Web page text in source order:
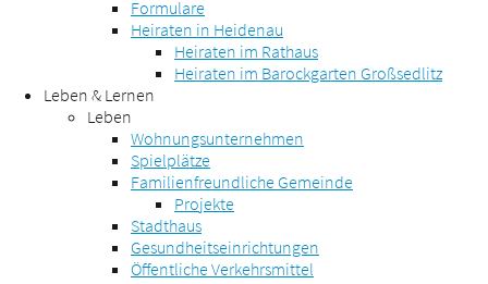
Formulare
Heiraten in Heidenau
Heiraten im Rathaus
Heiraten im Barockgarten Großsedlitz
Leben & Lernen
Leben
Wohnungsunternehmen
Spielplätze
Familienfreundliche Gemeinde
Projekte
Stadthaus
Gesundheitseinrichtungen
Öffentliche Verkehrsmittel